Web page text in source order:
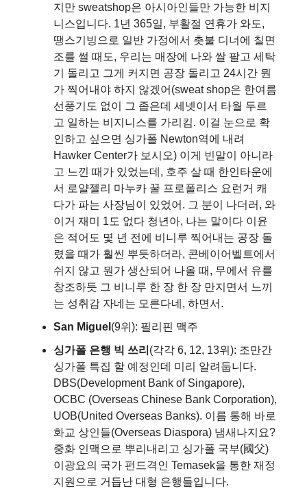
지만 sweatshop은 아시아인들만 가능한 비지
니스입니다. 1년 365일, 부활절 연휴가 와도,
땡스기빙으로 일반 가정에서 촛불 디너에 칠면
조를 썰 때도, 우리는 매장에 나와 쌀 팔고 세탁
기 돌리고 그게 커지면 공장 돌리고 24시간 뭔
가 찍어내야 하지 않겠어(sweat shop은 한여름
선풍기도 없이 그 좁은데 세넷이서 타월 두르
고 일하는 비지니스를 가리킴. 이걸 눈으로 확
인하고 싶으면 싱가폴 Newton역에 내려
Hawker Center가 보시오) 이게 빈말이 아니라
고 느낀 때가 있었는데, 호주 살 때 한인타운에
서 로얄젤리 마누카 꿀 프로폴리스 요런거 캐
다가 파는 사장님이 있었어. 그 분이 나더러, 와
이거 재미 1도 없다 청년아, 나는 말이다 이윤
은 적어도 몇 년 전에 비니루 찍어내는 공장 돌
렸을 때가 훨씬 뿌듯하더라, 콘베이어벨트에서
쉬지 않고 뭔가 생산되어 나올 때, 무에서 유를
창조하듯 그 비니루 한 장 한 장 만지면서 느끼
는 성취감 자네는 모른다네, 하면서.
San Miguel (9위): 필리핀 맥주
싱가폴 은행 빅 쓰리 (각각 6, 12, 13위): 조만간
싱가폴 특집 할 예정인데 미리 알려둡니다.
DBS(Development Bank of Singapore),
OCBC (Overseas Chinese Bank Corporation),
UOB(United Overseas Banks). 이름 통해 바로
화교 상인들(Overseas Diaspora) 냄새나지요?
중화 인맥으로 뿌리내리고 싱가폴 국부(國父)
이광요의 국가 펀드격인 Temasek을 통한 재정
지원으로 거듭난 대형 은행들입니다.